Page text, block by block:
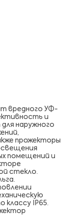
вредного УФ-
и
наружного
прожекторы
помещений и
стекло.
классу IP65.